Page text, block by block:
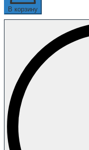
В корзину